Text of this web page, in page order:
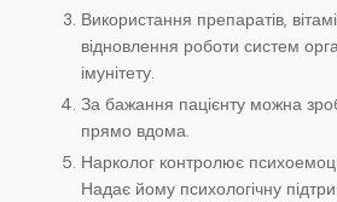
Використання препаратів,
відновлення роботи систем
імунітету.
За бажання пацієнту можна
прямо вдома.
Нарколог контролює
Надає йому психологічну